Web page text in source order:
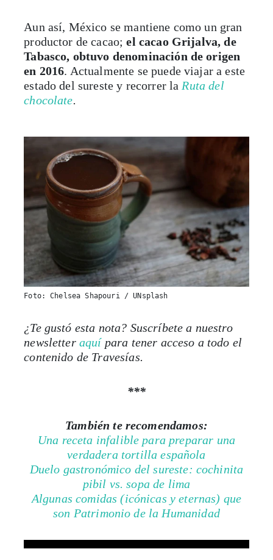
Aun así, México se mantiene como un gran
productor de cacao;el cacao Grijalva, de
Tabasco, obtuvo denominación de origen
en 2016. Actualmente se puede viajar a este
estado del sureste y recorrer la Ruta del
chocolate.
Foto: Chelsea Shapouri / UNsplash
¿Te gustó esta nota? Suscríbete a nuestro
newsletter aquípara tener acceso a todo el
contenido de Travesías.
***
También te recomendamos:
Una receta infalible para preparar una
verdadera tortilla española
Duelo gastronómico del sureste: cochinita
pibil vs. sopa de lima
Algunas comidas (icónicas y eternas) que
son Patrimonio de la Humanidad